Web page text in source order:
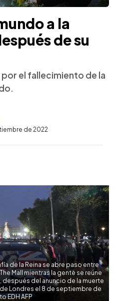
a la
de su
el fallecimiento de la
de 2022
de la Reina se abre paso entre
Mall mientras la gente se reúne
del anuncio de la muerte
Londres el 8 de septiembre de
EDH AFP